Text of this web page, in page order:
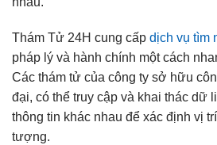
Thám Tử 24H cung cấp dịch vụ tìm
pháp lý và hành chính một cách
Các thám tử của công ty sở hữu
đại, có thể truy cập và khai thác dữ
thông tin khác nhau để xác định vị
tượng.